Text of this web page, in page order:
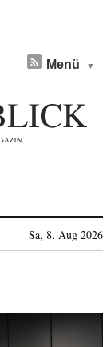
Menü
Sa, 8. Aug 2026